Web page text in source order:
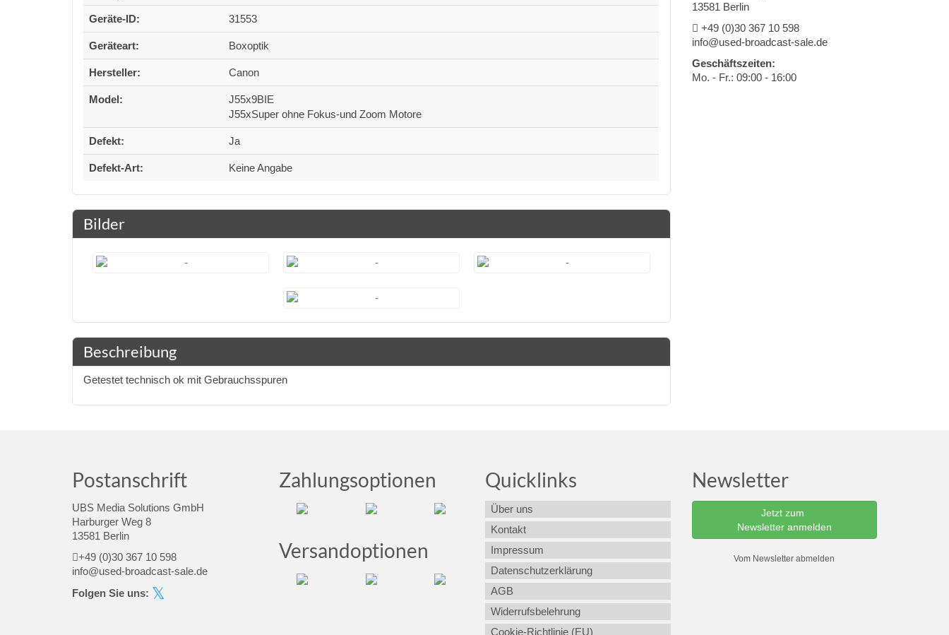
Geräte-ID: 31553
Geräteart: Boxoptik
Hersteller: Canon
Model:
J55x9BIE
J55xSuper ohne Fokus-und Zoom Motore
Defekt: Ja
Defekt-Art: Keine Angabe
Bilder
Beschreibung
Getestet technisch ok mit Gebrauchsspuren
13581 Berlin
+49 (0)30 367 10 598
info@used-broadcast-sale.de
Geschäftszeiten:
Mo. - Fr.: 09:00 - 16:00
Postanschrift
UBS Media Solutions GmbH
Harburger Weg 8
13581 Berlin
+49 (0)30 367 10 598
info@used-broadcast-sale.de
Folgen Sie uns:
Zahlungsoptionen
Versandoptionen
Quicklinks
Über uns
Kontakt
Impressum
Datenschutzerklärung
AGB
Widerrufsbelehrung
Cookie-Richtlinie (EU)
Newsletter
Jetzt zum
Newsletter anmelden
Vom Newsletter abmelden